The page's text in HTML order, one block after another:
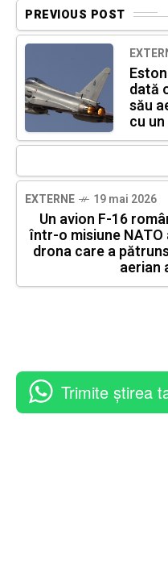
PREVIOUS POST
dată
său
cu
EXTERNE 19 mai 2026
Un avion F-16
într-o misiune
drona care a
aerian
Trimite știrea